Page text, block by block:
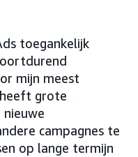
toegankelijk
mijn meest
grote
campagnes te
op lange termijn